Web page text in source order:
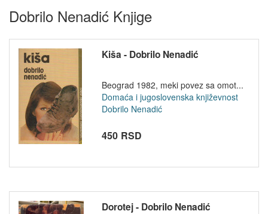
Dobrilo Nenadić Knjige
Kiša - Dobrilo Nenadić
Beograd 1982, meki povez sa omot...
Domaća i jugoslovenska književnost
Dobrilo Nenadić
450 RSD
Dorotej - Dobrilo Nenadić